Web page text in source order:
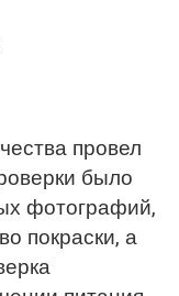
провел
было
фотографий,
покраски, а